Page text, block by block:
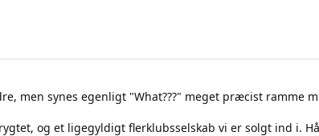
men synes egenligt "What???" meget præcist ramme
og et ligegyldigt flerklubsselskab vi er solgt ind i.